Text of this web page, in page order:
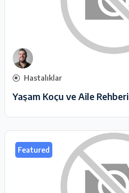
Hastalıklar
Yaşam Koçu ve Aile Rehberi
Featured